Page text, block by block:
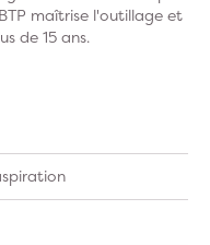
maîtrise l'outillage et
de 15 ans.